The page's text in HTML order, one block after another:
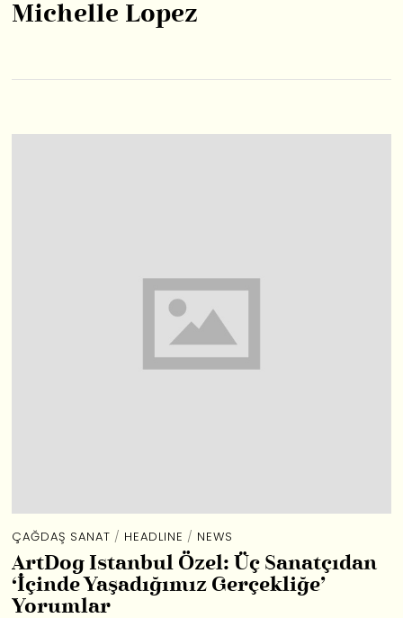
Michelle Lopez
ÇAĞDAŞ SANAT / HEADLINE / NEWS
ArtDog Istanbul Özel: Üç Sanatçıdan
‘İçinde Yaşadığımız Gerçekliğe’
Yorumlar